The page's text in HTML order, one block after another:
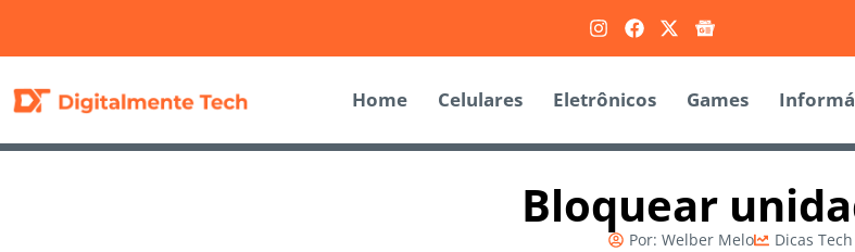
Home Celulares Eletrônicos Games
Bloquear
Por: Welber Melo Dicas Tech